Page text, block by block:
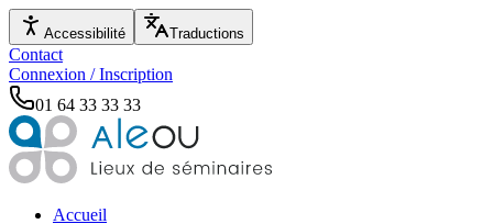
Accessibilité Traductions
Contact
Connexion / Inscription
01 64 33 33 33
Accueil